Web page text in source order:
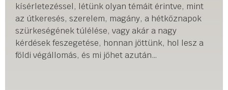
kísérletezéssel, létünk olyan témáit érintve, mint
az útkeresés, szerelem, magány, a hétköznapok
szürkeségének túlélése, vagy akár a nagy
kérdések feszegetése, honnan jöttünk, hol lesz a
földi végállomás, és mi jöhet azután…